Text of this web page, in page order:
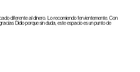
diferente al dinero. Lo recomiendo fervientemente. Con
Didio porque sin duda, este espacio es un punto de